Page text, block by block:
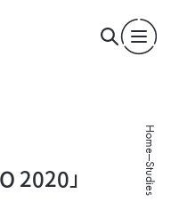
Home
Studies
2020」